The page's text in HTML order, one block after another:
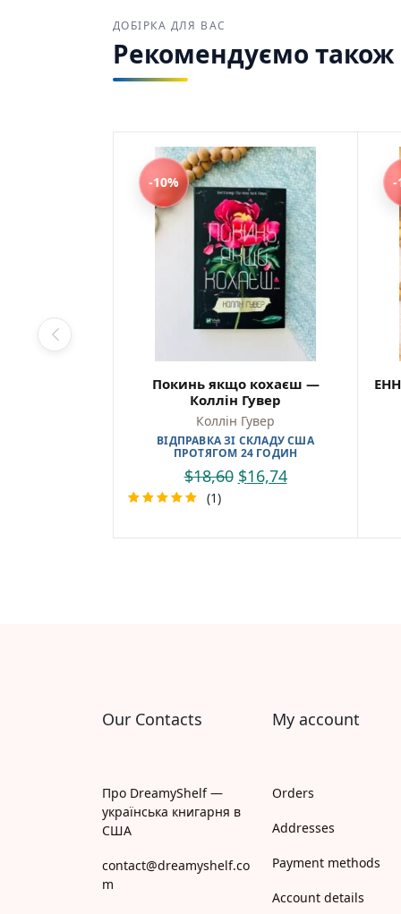
«Я! Я!
та
Я! Я!
ДОБІРКА ДЛЯ ВАС
Рекомендуємо також
-10%
Покинь якщо кохаєш —
Коллін Гувер
Коллін Гувер
ВІДПРАВКА ЗІ СКЛАДУ США
ПРОТЯГОМ 24 ГОДИН
$18,60 $16,74
5.00out
(1)
-
Our Contacts
Про DreamyShelf —
українська книгарня в
США
contact@dreamyshelf.co
m
My account
Orders
Addresses
Payment methods
Account details